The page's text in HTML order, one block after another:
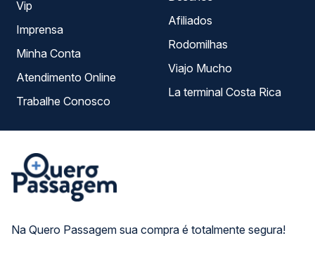
Na Quero Passagem sua compra é totalmente segura!
Vip
Imprensa
Minha Conta
Atendimento Online
Trabalhe Conosco
Afiliados
Rodomilhas
Viajo Mucho
La terminal Costa Rica